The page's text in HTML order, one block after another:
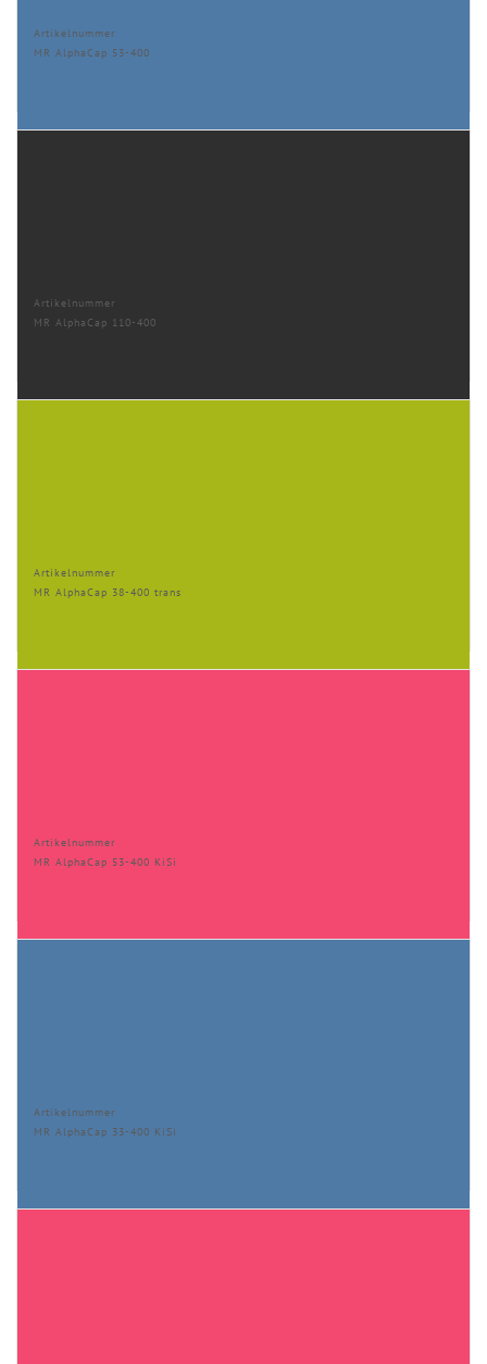
Artikelnummer
MR AlphaCap 53-400
Artikelnummer
MR AlphaCap 110-400
Artikelnummer
MR AlphaCap 38-400 trans
Artikelnummer
MR AlphaCap 53-400 KiSi
Artikelnummer
MR AlphaCap 33-400 KiSi